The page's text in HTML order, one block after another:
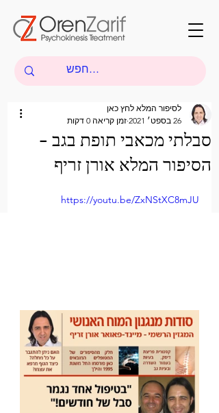
סבלתי מכאבי תופת בגב -
הסיפור המלא אורן זריף
לסיפור המלא לחץ כאן
26 בספט׳ 2021
זמן קריאה 0 דקות
https://youtu.be/ZxNStXC8mJU